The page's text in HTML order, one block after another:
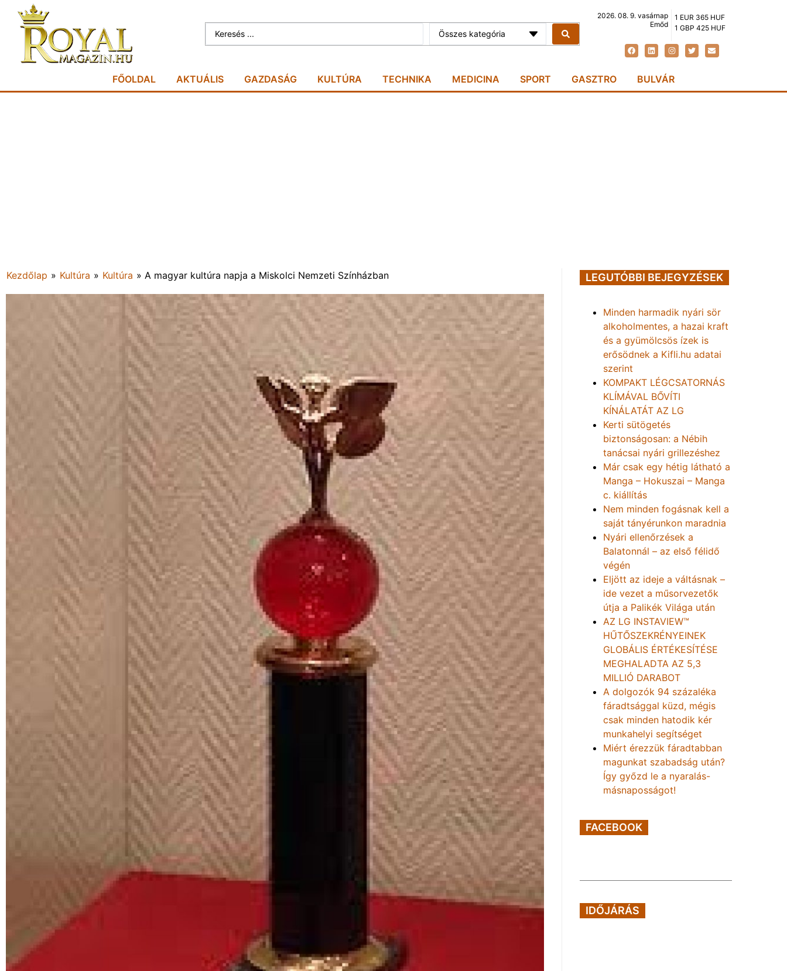
Összes kategória
2026. 08. 9. vasárnap
Emőd
1 EUR 365 HUF
1 GBP 425 HUF
FŐOLDAL AKTUÁLIS GAZDASÁG KULTÚRA TECHNIKA MEDICINA SPORT GASZTRO BULVÁR
Kezdőlap » Kultúra » Kultúra » A magyar kultúra napja a Miskolci Nemzeti Színházban LEGUTÓBBI BEJEGYZÉSEK
Minden harmadik nyári sör
alkoholmentes, a hazai kraft
és a gyümölcsös ízek is
erősödnek a Kifli.hu adatai
szerint
KOMPAKT LÉGCSATORNÁS
KLÍMÁVAL BŐVÍTI
KÍNÁLATÁT AZ LG
Kerti sütögetés
biztonságosan: a Nébih
tanácsai nyári grillezéshez
Már csak egy hétig látható a
Manga – Hokuszai – Manga
c. kiállítás
Nem minden fogásnak kell a
saját tányérunkon maradnia
Nyári ellenőrzések a
Balatonnál – az első félidő
végén
Eljött az ideje a váltásnak –
ide vezet a műsorvezetők
útja a Palikék Világa után
AZ LG INSTAVIEW™
HŰTŐSZEKRÉNYEINEK
GLOBÁLIS ÉRTÉKESÍTÉSE
MEGHALADTA AZ 5,3
MILLIÓ DARABOT
A dolgozók 94 százaléka
fáradtsággal küzd, mégis
csak minden hatodik kér
munkahelyi segítséget
Miért érezzük fáradtabban
magunkat szabadság után?
Így győzd le a nyaralás-
másnaposságot!
FACEBOOK
IDŐJÁRÁS